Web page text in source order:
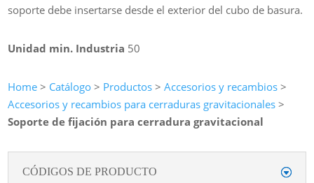
soporte debe insertarse desde el exterior del cubo de basura.
Unidad min. Industria 50
Home > Catálogo > Productos >Accesorios y recambios >
Accesorios y recambios para cerraduras gravitacionales >
Soporte de fijación para cerradura gravitacional
CÓDIGOS DE PRODUCTO